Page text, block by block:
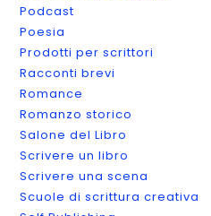
Podcast
Poesia
Prodotti per scrittori
Racconti brevi
Romance
Romanzo storico
Salone del Libro
Scrivere un libro
Scrivere una scena
Scuole di scrittura creativa